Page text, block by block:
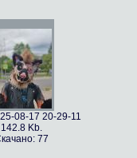
08-17 20-29-11
142.8 Kb.
77